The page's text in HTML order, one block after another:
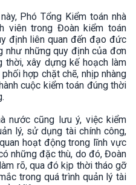
Phó Tổng Kiểm toán nhà
viên trong Đoàn kiểm toán
định liên quan đến đạo đức
như những quy định của đơn
xây dựng kế hoạch làm
hợp chặt chẽ, nhịp nhàng
cuộc kiểm toán đúng thời
nước cũng lưu ý, việc kiểm
lý, sử dụng tài chính công,
hoạt động trong lĩnh vực
những đặc thù, do đó, Đoàn
rõ, qua đó kịp thời tháo gỡ
trong quá trình quản lý tài